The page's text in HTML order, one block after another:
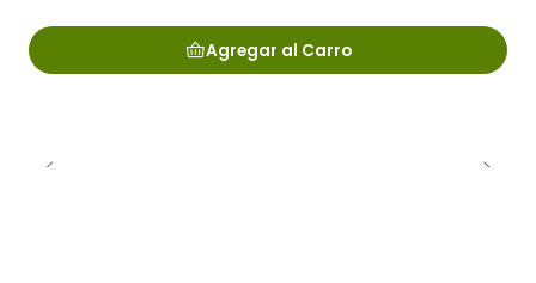
Agregar al Carro